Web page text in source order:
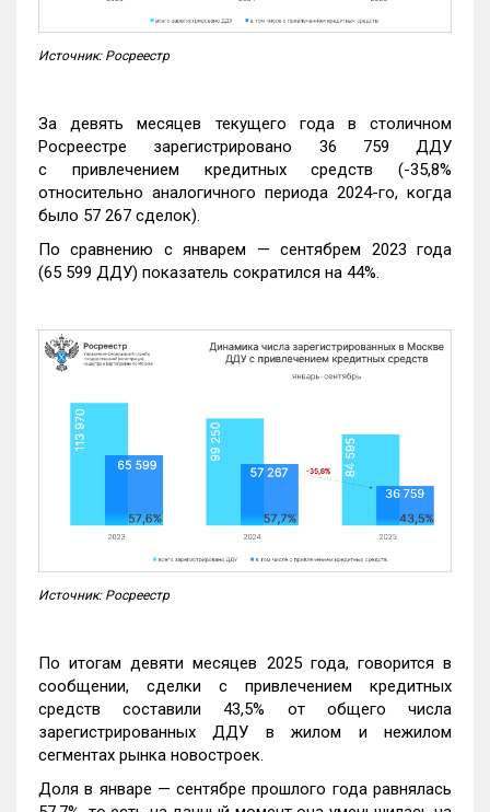
Источник: Росреестр
За девять месяцев текущего года в столичном
Росреестре зарегистрировано 36 759 ДДУ
с привлечением кредитных средств (-35,8%
относительно аналогичного периода 2024-го, когда
было 57 267 сделок).
По сравнению с январем — сентябрем 2023 года
(65 599 ДДУ) показатель сократился на 44%.
Источник: Росреестр
По итогам девяти месяцев 2025 года, говорится в
сообщении, сделки с привлечением кредитных
средств составили 43,5% от общего числа
зарегистрированных ДДУ в жилом и нежилом
сегментах рынка новостроек.
Доля в январе — сентябре прошлого года равнялась